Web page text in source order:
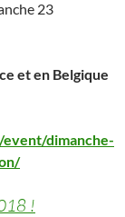
23
et en Belgique
dimanche-
!